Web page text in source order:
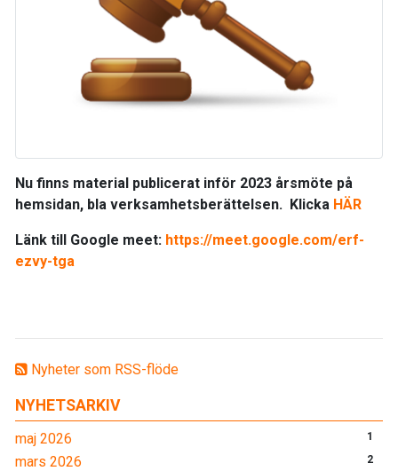
Nyheter som RSS-flöde
NYHETSARKIV
maj 2026 1
mars 2026 2
Nu finns material publicerat inför 2023 årsmöte på
hemsidan, bla verksamhetsberättelsen. Klicka HÄR
Länk till Google meet: https://meet.google.com/erf-
ezvy-tga